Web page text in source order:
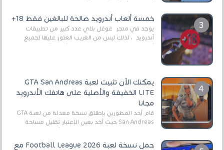
خمسة ألعاب أندرويد صالحة للبالغين فقط 18+
يوجد في متجر غوغل بلاي عدد كبير من تطبيقات
أندرويد ، لذلك ليس من الغريب العثور عليها لجميع
يمكنك الآن تثبيت لعبة GTA San Andreas
LITE الخفيفة والأصلية على هاتفك الأندرويد
مجانا
قام أحد المطورين بإطلاق نسخة معدلة من لعبة GTA
San Andreas حيث أخد بعين الإعتبار تقليل مساحة
حمل نسخة لعبة Football League 2026 مع